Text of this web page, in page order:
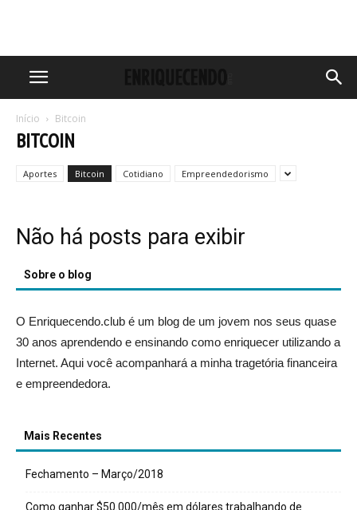
Início Bitcoin
BITCOIN
Aportes Bitcoin Cotidiano Empreendedorismo
Não há posts para exibir
Sobre o blog
O Enriquecendo.club é um blog de um jovem nos seus quase
30 anos aprendendo e ensinando como enriquecer utilizando a
Internet. Aqui você acompanhará a minha tragetória financeira
e empreendedora.
Mais Recentes
Fechamento – Março/2018
Como ganhar $50.000/mês em dólares trabalhando de